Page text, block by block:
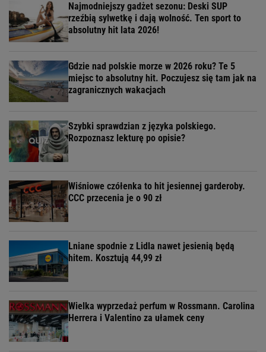
Najmodniejszy gadżet sezonu: Deski SUP
rzeźbią sylwetkę i dają wolność. Ten sport to
absolutny hit lata 2026!
Gdzie nad polskie morze w 2026 roku? Te 5
miejsc to absolutny hit. Poczujesz się tam jak na
zagranicznych wakacjach
Szybki sprawdzian z języka polskiego.
Rozpoznasz lekturę po opisie?
Wiśniowe czółenka to hit jesiennej garderoby.
CCC przecenia je o 90 zł
Lniane spodnie z Lidla nawet jesienią będą
hitem. Kosztują 44,99 zł
Wielka wyprzedaż perfum w Rossmann. Carolina
Herrera i Valentino za ułamek ceny